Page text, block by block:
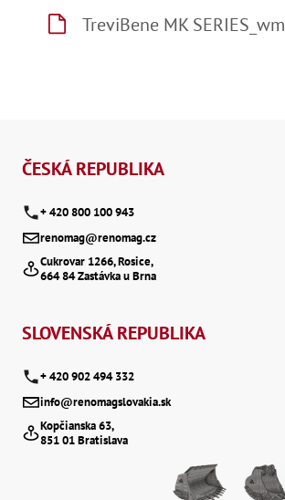
TreviBene MK SERIES_wm
ČESKÁ REPUBLIKA
+ 420 800 100 943
renomag@renomag.cz
Cukrovar 1266, Rosice,
664 84 Zastávka u Brna
SLOVENSKÁ REPUBLIKA
+ 420 902 494 332
info@renomagslovakia.sk
Kopčianska 63,
851 01 Bratislava